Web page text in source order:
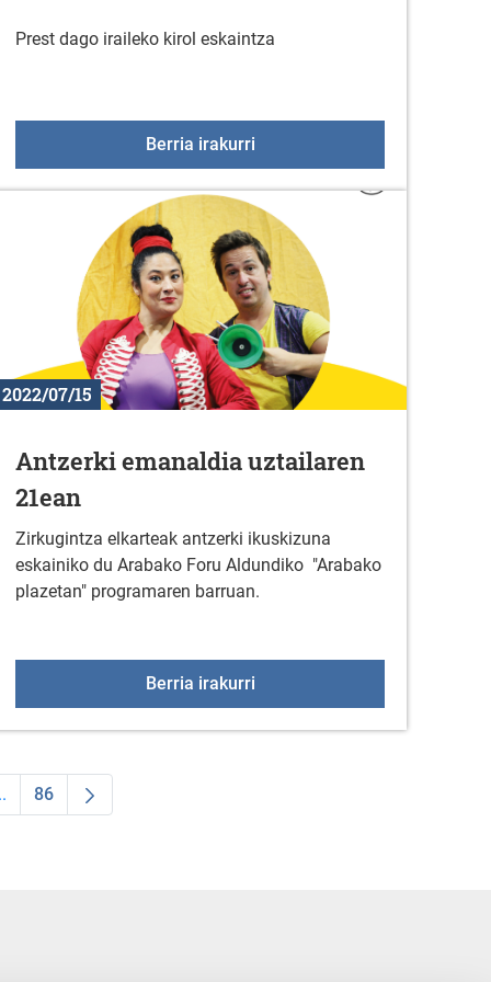
Prest dago iraileko kirol eskaintza
Berria irakurriKirol eskaintza irailean
PROGRAMA, GAIXOTASUN MENTALA DUTEN
2022/07/15
Antzerki emanaldia uztailaren
21ean
Zirkugintza elkarteak antzerki ikuskizuna
eskainiko du Arabako Foru Aldundiko "Arabako
plazetan" programaren barruan.
Berria irakurriAntzerki emanaldia
to navigate.
Intermediate Pages Use TAB to navigate.
Orrialdea
86